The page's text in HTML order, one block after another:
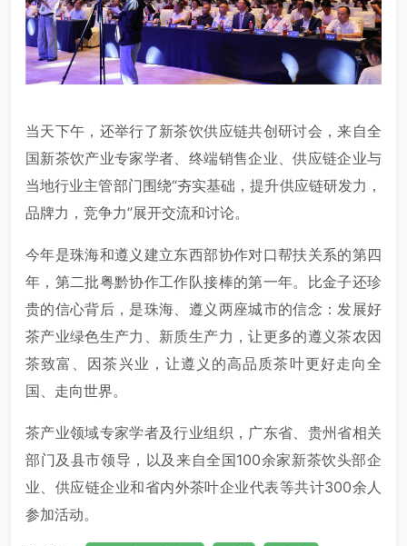
当天下午，还举行了新茶饮供应链共创研讨会，来自全
国新茶饮产业专家学者、终端销售企业、供应链企业与
当地行业主管部门围绕“夯实基础，提升供应链研发力，
品牌力，竞争力”展开交流和讨论。
今年是珠海和遵义建立东西部协作对口帮扶关系的第四
年，第二批粤黔协作工作队接棒的第一年。比金子还珍
贵的信心背后，是珠海、遵义两座城市的信念：发展好
茶产业绿色生产力、新质生产力，让更多的遵义茶农因
茶致富、因茶兴业，让遵义的高品质茶叶更好走向全
国、走向世界。
茶产业领域专家学者及行业组织，广东省、贵州省相关
部门及县市领导，以及来自全国100余家新茶饮头部企
业、供应链企业和省内外茶叶企业代表等共计300余人
参加活动。